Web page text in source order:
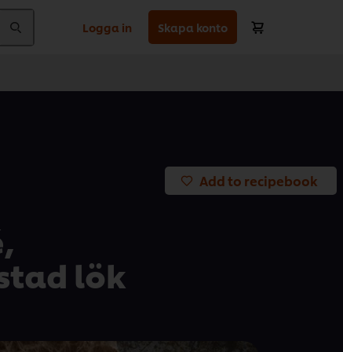
Logga in Skapa konto
Add to recipebook
lök